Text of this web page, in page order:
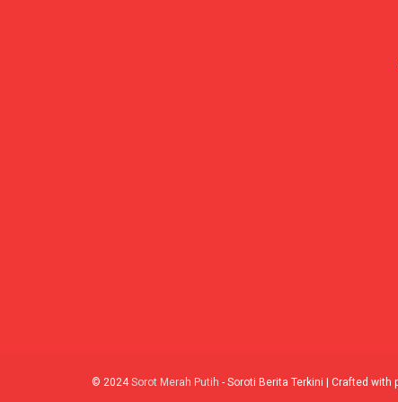
© 2024Sorot Merah Putih - Soroti Berita Terkini | Crafted with